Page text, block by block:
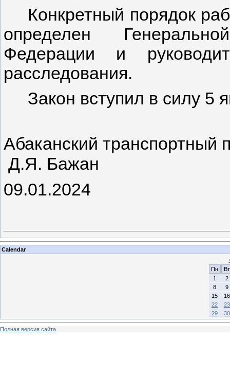
Конкретный порядок
определен
Федерации и
расследования.
Закон вступил в силу 5
Абаканский
Д.Я. Бажан
09.01.2024
Calendar
Пн
Вт
1
2
8
9
15
16
22
23
29
30
Полная версия сайта